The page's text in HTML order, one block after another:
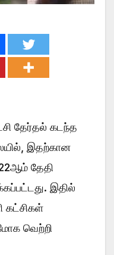
தேர்தல் கடந்த
இதற்கான
தேதி
இதில்
கட்சிகள்
வெற்றி